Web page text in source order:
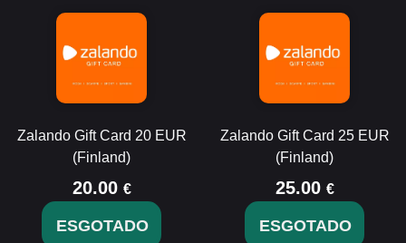
Zalando Gift Card 20 EUR
(Finland)
20.00 €
ESGOTADO
Zalando Gift Card 25 EUR
(Finland)
25.00 €
ESGOTADO